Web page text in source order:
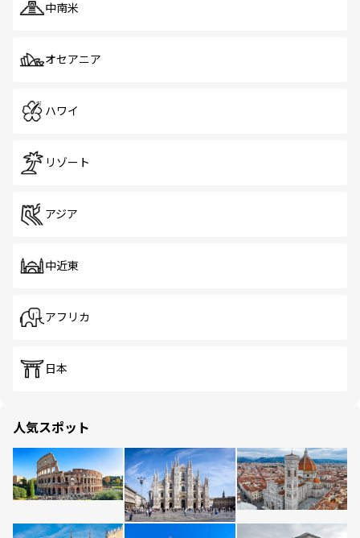
中南米
オセアニア
ハワイ
リゾート
アジア
中近東
アフリカ
日本
人気スポット